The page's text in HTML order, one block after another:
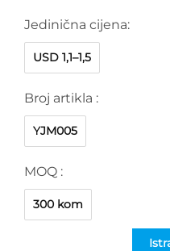
Jedinična cijena:
USD 1,1–1,5
Broj artikla :
YJM005
MOQ :
300 kom